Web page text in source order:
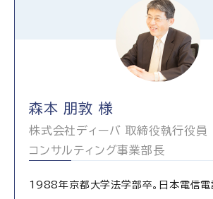
森本 朋敦 様
株式会社ディーバ 取締役執行役員
コンサルティング事業部長
1988年京都大学法学部卒。日本電信電